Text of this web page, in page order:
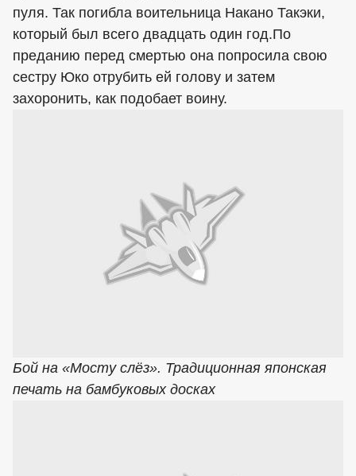
пуля. Так погибла воительница Накано Такэки,
который был всего двадцать один год.По
преданию перед смертью она попросила свою
сестру Юко отрубить ей голову и затем
захоронить, как подобает воину.
Бой на «Мосту слёз». Традиционная японская
печать на бамбуковых досках